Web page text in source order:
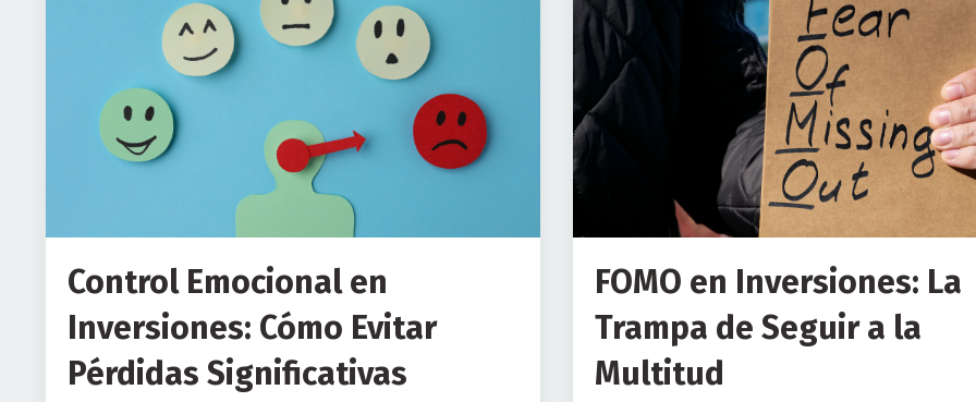
Control Emocional en
Inversiones: Cómo Evitar
Pérdidas Significativas
FOMO en Inversiones: La
Trampa de Seguir a la
Multitud